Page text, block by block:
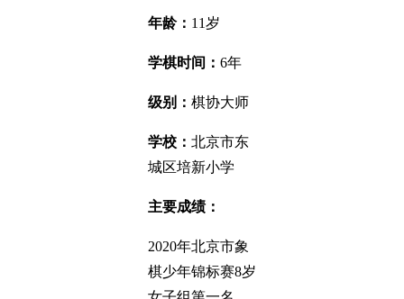
年龄： 11岁
学棋时间： 6年
级别： 棋协大师
学校： 北京市东
城区培新小学
主要成绩：
2020年北京市象
棋少年锦标赛8岁